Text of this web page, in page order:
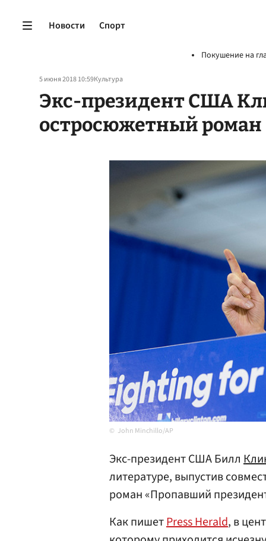
Новости Спорт
Покушение на
5 июня 2018 10:59Культура
Экс-президент США
остросюжетный роман
John Minchillo/AP
Экс-президент США Билл
литературе, выпустив
роман «Пропавший
Как пишетPress Herald, в